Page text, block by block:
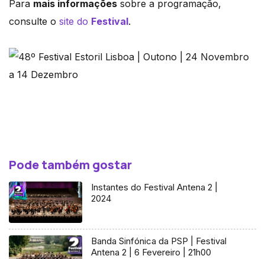
Para mais informações sobre a programação,
consulte o site do Festival.
Pode também gostar
Instantes do Festival Antena 2 |
2024
Banda Sinfónica da PSP | Festival
Antena 2 | 6 Fevereiro | 21h00